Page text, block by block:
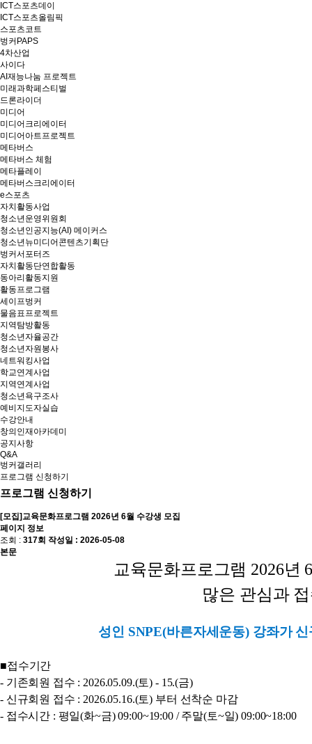
ICT스포츠데이
ICT스포츠올림픽
스포츠코트
벙커PAPS
4차산업
사이다
AI재능나눔 프로젝트
미래과학페스티벌
드론라이더
미디어
미디어크리에이터
미디어아트프로젝트
메타버스
메타버스 체험
메타플레이
메타버스크리에이터
e스포츠
자치활동사업
청소년운영위원회
청소년인공지능(AI) 메이커스
청소년뉴미디어콘텐츠기획단
벙커서포터즈
자치활동단연합활동
동아리활동지원
활동프로그램
세이프벙커
물음표프로젝트
지역탐방활동
청소년자율공간
청소년자원봉사
네트워킹사업
학교연계사업
지역연계사업
청소년욕구조사
예비지도자실습
수강안내
창의인재아카데미
공지사항
Q&A
벙커갤러리
프로그램 신청하기
프로그램 신청하기
[모집]교육문화프로그램 2026년 6월 수강생 모집
페이지 정보
조회 : 317회 작성일 : 2026-05-08
본문
교육문화프로그램 2026년
많은 관심과
성인 SNPE(바른자세운동) 강좌가
■접수기간
- 기존회원 접수 : 2026.05.09.(토) - 15.(금)
- 신규회원 접수 : 2026.05.16.(토) 부터 선착순 마감
- 접수시간 : 평일(화~금) 09:00~19:00 / 주말(토~일) 09:00~18:00